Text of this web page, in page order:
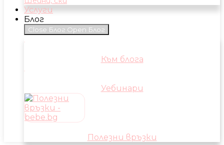
Услуги
Блог
Close Блог Open Блог
Към блога
Уебинари
Полезни връзки